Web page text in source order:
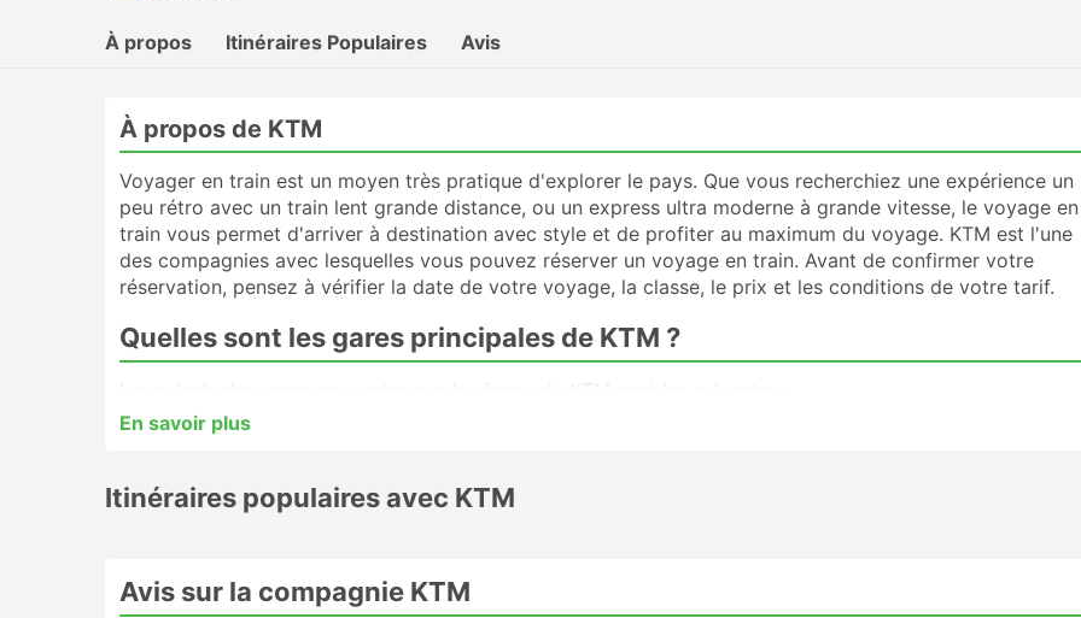
À propos
Itinéraires Populaires Avis
À propos de KTM
Voyager en train est un moyen très pratique d'explorer le pays. Que vous recherchiez une expérience un
peu rétro avec un train lent grande distance, ou un express ultra moderne à grande vitesse, le voyage en
train vous permet d'arriver à destination avec style et de profiter au maximum du voyage. KTM est l'une
des compagnies avec lesquelles vous pouvez réserver un voyage en train. Avant de confirmer votre
réservation, pensez à vérifier la date de votre voyage, la classe, le prix et les conditions de votre tarif.
Quelles sont les gares principales de KTM ?
Les principales gares couvertes par le réseau de KTM sont les suivantes :
Quels sont les itinéraires les plus populaires de KTM ?
des voyageurs :
Penang - Kuala Lumpur
Kuala Lumpur - Malacca
En savoir plus
Itinéraires populaires avec KTM
Avis sur la compagnie KTM